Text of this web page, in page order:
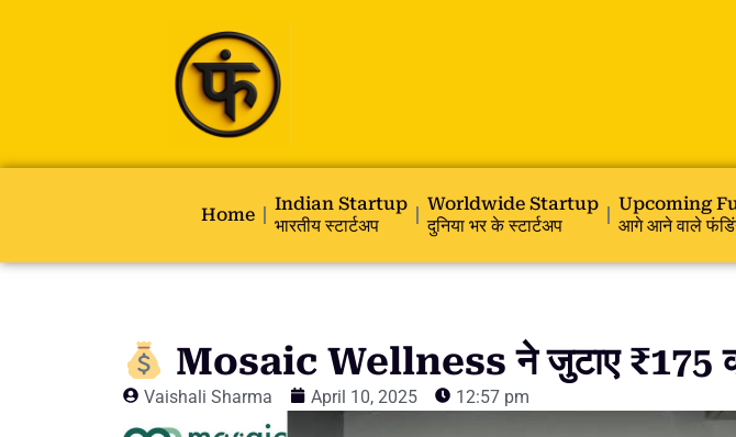
Home
Indian Startup
भारतीय स्टार्टअप
Worldwide Startup
दुनिया भर के स्टार्टअप
Upcoming
आगे आने वाले
Mosaic Wellness ने जुटाए ₹175
Vaishali Sharma April 10, 2025 12:57 pm